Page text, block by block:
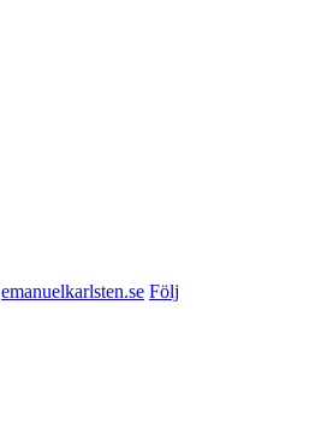
emanuelkarlsten.se Följ